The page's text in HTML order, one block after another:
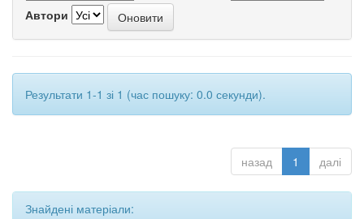
Автори
Результати 1-1 зі 1 (час пошуку: 0.0 секунди).
назад 1 далі
Знайдені матеріали: